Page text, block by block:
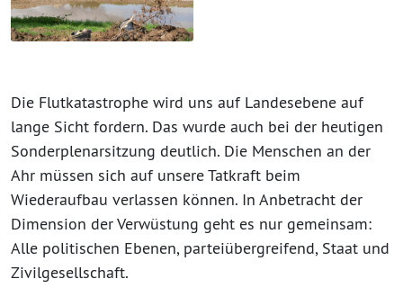
Die Flutkatastrophe wird uns auf Landesebene auf
lange Sicht fordern. Das wurde auch bei der heutigen
Sonderplenarsitzung deutlich. Die Menschen an der
Ahr müssen sich auf unsere Tatkraft beim
Wiederaufbau verlassen können. In Anbetracht der
Dimension der Verwüstung geht es nur gemeinsam:
Alle politischen Ebenen, parteiübergreifend, Staat und
Zivilgesellschaft.